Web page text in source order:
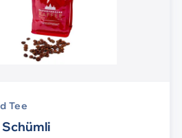
Tee